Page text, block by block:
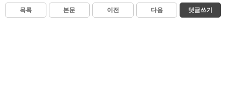
목록 본문 이전 다음 댓글쓰기